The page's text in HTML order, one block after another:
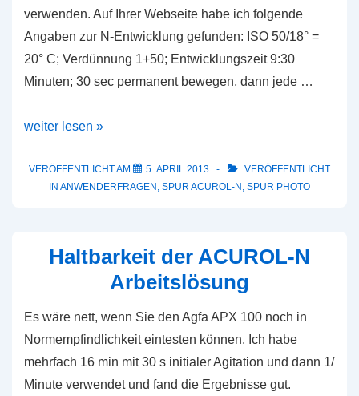
verwenden. Auf Ihrer Webseite habe ich folgende
Angaben zur N-Entwicklung gefunden: ISO 50/18° =
20° C; Verdünnung 1+50; Entwicklungszeit 9:30
Minuten; 30 sec permanent bewegen, dann jede …
ADOX
100
weiter lesen »
VERÖFFENTLICHT AM 5. APRIL 2013
VERÖFFENTLICHT
IN ANWENDERFRAGEN , SPUR ACUROL-N , SPUR PHOTO
Haltbarkeit der ACUROL-N
Arbeitslösung
Es wäre nett, wenn Sie den Agfa APX 100 noch in
Normempfindlichkeit eintesten können. Ich habe
mehrfach 16 min mit 30 s initialer Agitation und dann 1/
Minute verwendet und fand die Ergebnisse gut.